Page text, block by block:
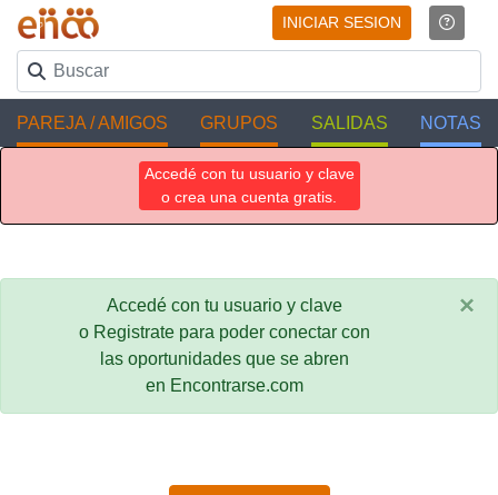
INICIAR SESION
PAREJA / AMIGOS GRUPOS SALIDAS NOTAS
Accedé con tu usuario y clave
o crea una cuenta gratis.
Accedé con tu usuario y clave
o Registrate para poder conectar con
las oportunidades que se abren
en Encontrarse.com
×